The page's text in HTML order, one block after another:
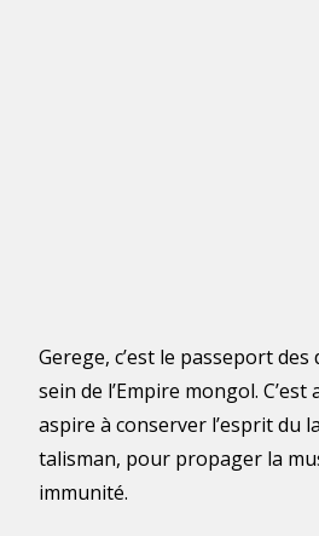
Gerege, c’est le passeport
sein de l’Empire mongol.
aspire à conserver l’esprit du
talisman, pour propager la
immunité.